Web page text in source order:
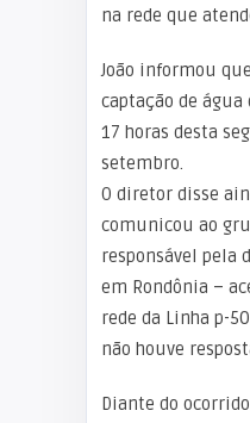
na rede que
João informou
captação de água
17 horas desta
setembro.
O diretor disse
comunicou ao
responsável pela
em Rondônia –
rede da Linha p-
não houve
Diante do